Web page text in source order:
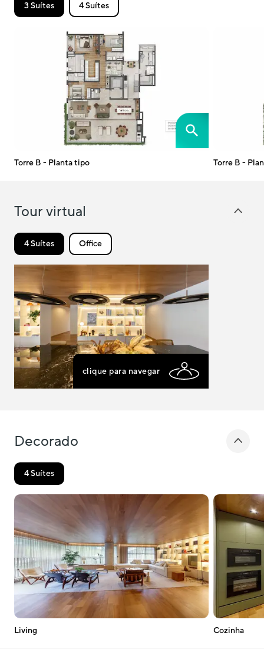
RJ MG
3 Suítes 4 Suítes
Torre B - Planta tipo Torre B -
Tour virtual
4 Suítes Office
clique para navegar
Decorado
4 Suítes
Living Cozinha